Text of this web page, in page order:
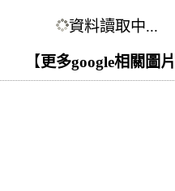
資料讀取中...
【更多google相關圖片